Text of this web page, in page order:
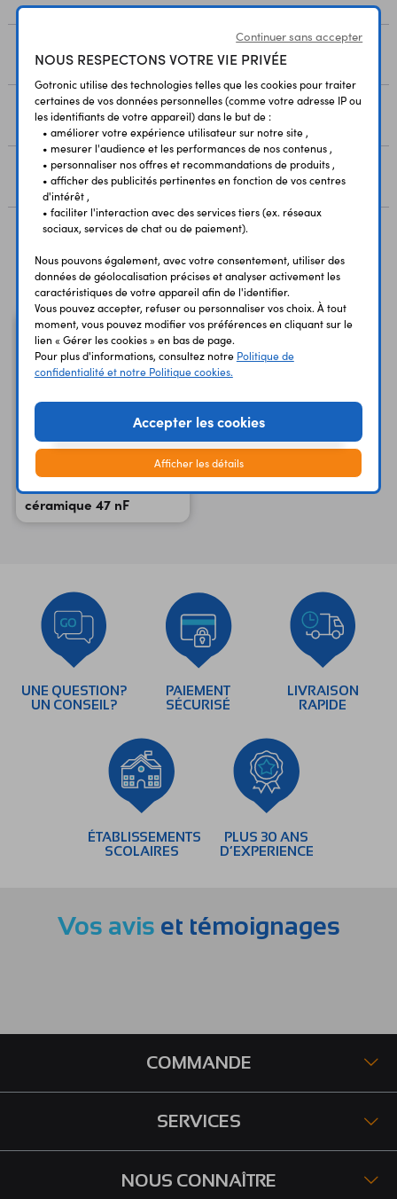
LIVRAISON
RESSOURCES
AVIS
Vous avez déja consulté
céramique 47 nF
UNE QUESTION?
UN CONSEIL?
PAIEMENT
SÉCURISÉ
LIVRAISON
RAPIDE
ÉTABLISSEMENTS
SCOLAIRES
PLUS 30 ANS
D’EXPERIENCE
Vos avis et témoignages
COMMANDE
SERVICES
NOUS CONNAÎTRE
Continuer sans accepter
NOUS RESPECTONS VOTRE VIE PRIVÉE
Gotronic utilise des technologies telles que les cookies pour traiter
certaines de vos données personnelles (comme votre adresse IP ou
les identifiants de votre appareil) dans le but de :
• améliorer votre expérience utilisateur sur notre site ,
• mesurer l'audience et les performances de nos contenus ,
• personnaliser nos offres et recommandations de produits ,
• afficher des publicités pertinentes en fonction de vos centres
d'intérêt ,
• faciliter l'interaction avec des services tiers (ex. réseaux
sociaux, services de chat ou de paiement).
Nous pouvons également, avec votre consentement, utiliser des
données de géolocalisation précises et analyser activement les
caractéristiques de votre appareil afin de l'identifier.
Vous pouvez accepter, refuser ou personnaliser vos choix. À tout
moment, vous pouvez modifier vos préférences en cliquant sur le
lien « Gérer les cookies » en bas de page.
Pour plus d'informations, consultez notre Politique de
confidentialité et notre Politique cookies.
Accepter les cookies
Afficher les détails